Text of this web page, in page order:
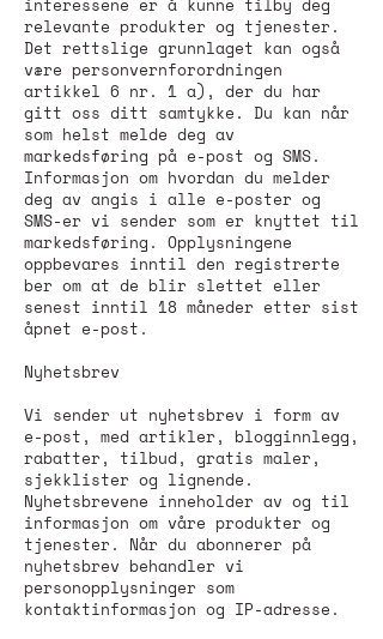
interessene er å kunne tilby deg
relevante produkter og tjenester.
Det rettslige grunnlaget kan også
være personvernforordningen
artikkel 6 nr. 1 a), der du har
gitt oss ditt samtykke. Du kan når
som helst melde deg av
markedsføring på e-post og SMS.
Informasjon om hvordan du melder
deg av angis i alle e-poster og
SMS-er vi sender som er knyttet til
markedsføring. Opplysningene
oppbevares inntil den registrerte
ber om at de blir slettet eller
senest inntil 18 måneder etter sist
åpnet e-post.
Nyhetsbrev
Vi sender ut nyhetsbrev i form av
e-post, med artikler, blogginnlegg,
rabatter, tilbud, gratis maler,
sjekklister og lignende.
Nyhetsbrevene inneholder av og til
informasjon om våre produkter og
tjenester. Når du abonnerer på
nyhetsbrev behandler vi
personopplysninger som
kontaktinformasjon og IP-adresse.